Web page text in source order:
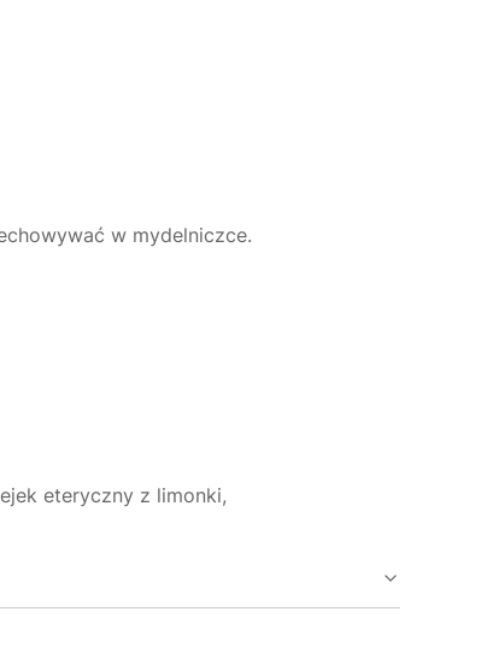
w mydelniczce.
eteryczny z limonki,